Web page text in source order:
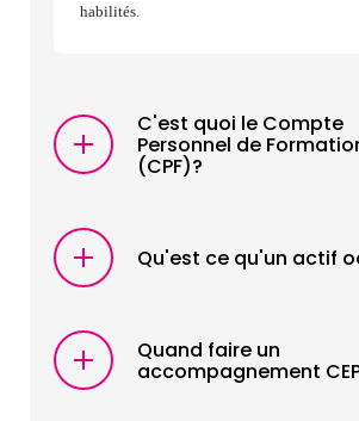
habilités.
C'est quoi le Compte
Personnel de
(CPF)?
Qu'est ce qu'un actif
Quand faire un
accompagnement